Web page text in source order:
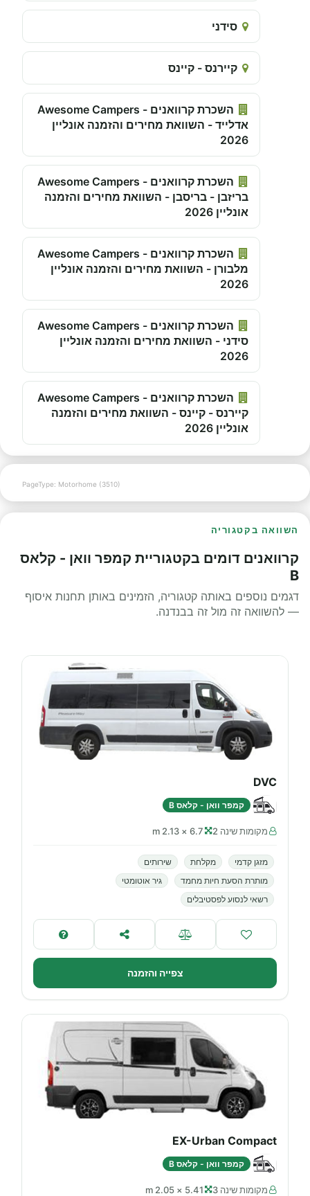
סידני
קיירנס - קיינס
השכרת קרוואנים - Awesome Campers
אדלייד - השוואת מחירים והזמנה אונליין
2026
השכרת קרוואנים - Awesome Campers
בריזבן - בריסבן - השוואת מחירים והזמנה
אונליין 2026
השכרת קרוואנים - Awesome Campers
מלבורן - השוואת מחירים והזמנה אונליין
2026
השכרת קרוואנים - Awesome Campers
סידני - השוואת מחירים והזמנה אונליין
2026
השכרת קרוואנים - Awesome Campers
קיירנס - קיינס - השוואת מחירים והזמנה
אונליין 2026
PageType: Motorhome (3510)
השוואה בקטגוריה
קרוואנים דומים בקטגוריית קמפר וואן - קלאס
B
דגמים נוספים באותה קטגוריה, הזמינים באותן תחנות איסוף
— להשוואה זה מול זה בבנדנה.
DVC
קמפר וואן - קלאס B
מקומות שינה 2 6.7 × 2.13 m
מזגן קדמי מקלחת
שירותים
מותרת הסעת חיות מחמד
גיר אוטומטי
רשאי לנסוע לפסטיבלים
צפייה והזמנה
EX-Urban Compact
קמפר וואן - קלאס B
מקומות שינה 3 5.41 × 2.05 m